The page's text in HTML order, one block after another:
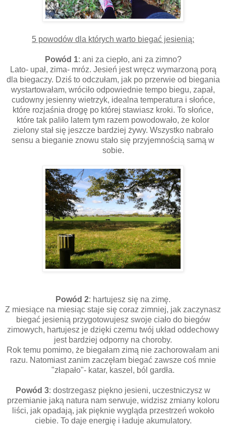
5 powodów dla których warto biegać jesienią:
Powód 1: ani za ciepło, ani za zimno?
Lato- upał, zima- mróz. Jesień jest wręcz wymarzoną porą
dla biegaczy. Dziś to odczułam, jak po przerwie od biegania
wystartowałam, wróciło odpowiednie tempo biegu, zapał,
cudowny jesienny wietrzyk, idealna temperatura i słońce,
które rozjaśnia drogę po której stawiasz kroki. To słońce,
które tak paliło latem tym razem powodowało, że kolor
zielony stał się jeszcze bardziej żywy. Wszystko nabrało
sensu a bieganie znowu stało się przyjemnością samą w
sobie.
Powód 2: hartujesz się na zimę.
Z miesiące na miesiąc staje się coraz zimniej, jak zaczynasz
biegać jesienią przygotowujesz swoje ciało do biegów
zimowych, hartujesz je dzięki czemu twój układ oddechowy
jest bardziej odporny na choroby.
Rok temu pomimo, że biegałam zimą nie zachorowałam ani
razu. Natomiast zanim zaczęłam biegać zawsze coś mnie
"złapało"- katar, kaszel, ból gardła.
Powód 3: dostrzegasz piękno jesieni, uczestniczysz w
przemianie jaką natura nam serwuje, widzisz zmiany koloru
liści, jak opadają, jak pięknie wygląda przestrzeń wokoło
ciebie. To daje energię i ładuje akumulatory.